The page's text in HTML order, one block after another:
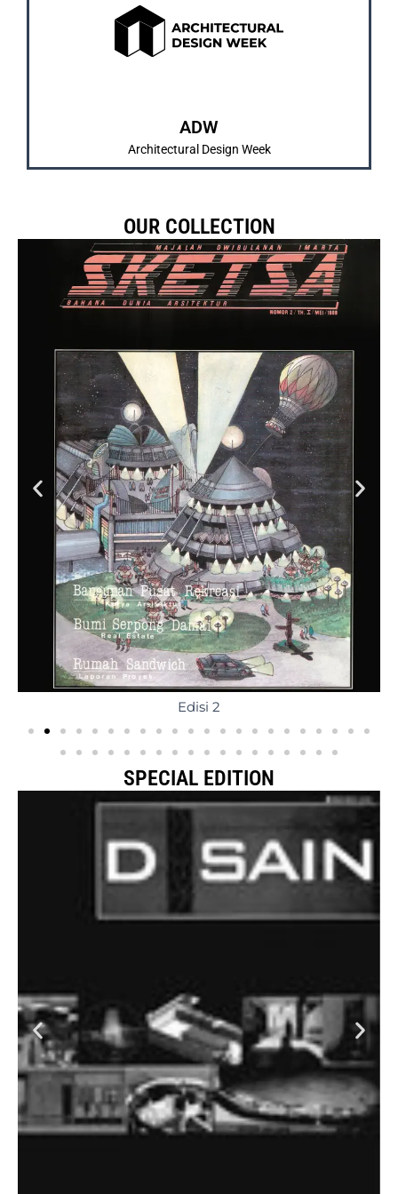
ADW
Architectural Design Week
IMARTA dan SKETSA sebagai bentuk pembelajaran
dan pengenalan karya mahasiswa/i.
OUR COLLECTION
Edisi 2
SPECIAL EDITION